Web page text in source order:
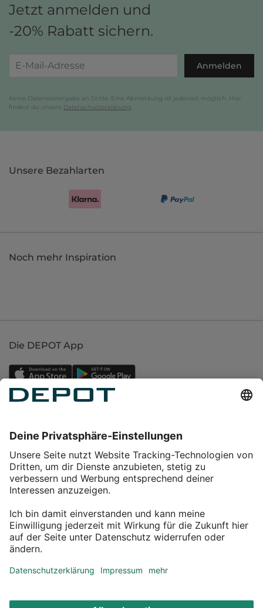
Jetzt anmelden und
-20% Rabatt sichern.
Anmelden
Keine Datenweitergabe an Dritte. Eine Abmeldung ist jederzeit möglich. Hier
findest du unsere Datenschutzerklärung
Unsere Bezahlarten
Noch mehr Inspiration
Die DEPOT App
Service
Über DEPOT
Kontakt